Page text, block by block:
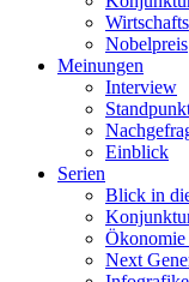
Nobelpreis
Meinungen
Interview
Einblick
Serien
Blick in
Next